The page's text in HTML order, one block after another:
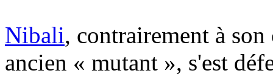
Nibali, contrairement à
ancien « mutant », s'est